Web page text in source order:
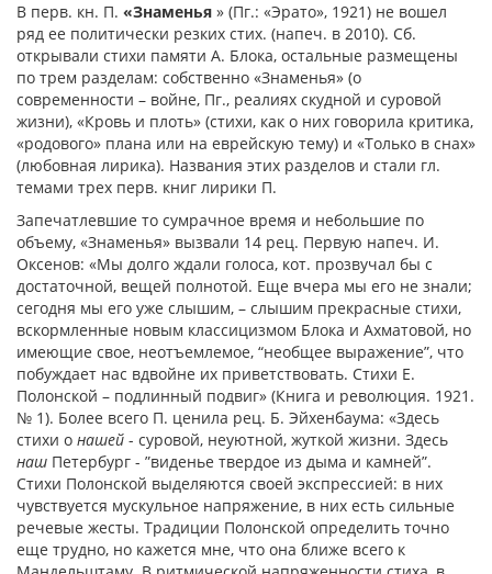
В перв. кн. П. «Знаменья » (Пг.: «Эрато», 1921) не вошел
ряд ее политически резких стих. (напеч. в 2010). Сб.
открывали стихи памяти А. Блока, остальные размещены
по трем разделам: собственно «Знаменья» (о
современности – войне, Пг., реалиях скудной и суровой
жизни), «Кровь и плоть» (стихи, как о них говорила критика,
«родового» плана или на еврейскую тему) и «Только в снах»
(любовная лирика). Названия этих разделов и стали гл.
темами трех перв. книг лирики П.
Запечатлевшие то сумрачное время и небольшие по
объему, «Знаменья» вызвали 14 рец. Первую напеч. И.
Оксенов: «Мы долго ждали голоса, кот. прозвучал бы с
достаточной, вещей полнотой. Еще вчера мы его не знали;
сегодня мы его уже слышим, – слышим прекрасные стихи,
вскормленные новым классицизмом Блока и Ахматовой, но
имеющие свое, неотъемлемое, “необщее выражение”, что
побуждает нас вдвойне их приветствовать. Стихи Е.
Полонской – подлинный подвиг» (Книга и революция. 1921.
№ 1). Более всего П. ценила рец. Б. Эйхенбаума: «Здесь
стихи о нашей - суровой, неуютной, жуткой жизни. Здесь
наш Петербург - ”виденье твердое из дыма и камней”.
Стихи Полонской выделяются своей экспрессией: в них
чувствуется мускульное напряжение, в них есть сильные
речевые жесты. Традиции Полонской определить точно
еще трудно, но кажется мне, что она ближе всего к